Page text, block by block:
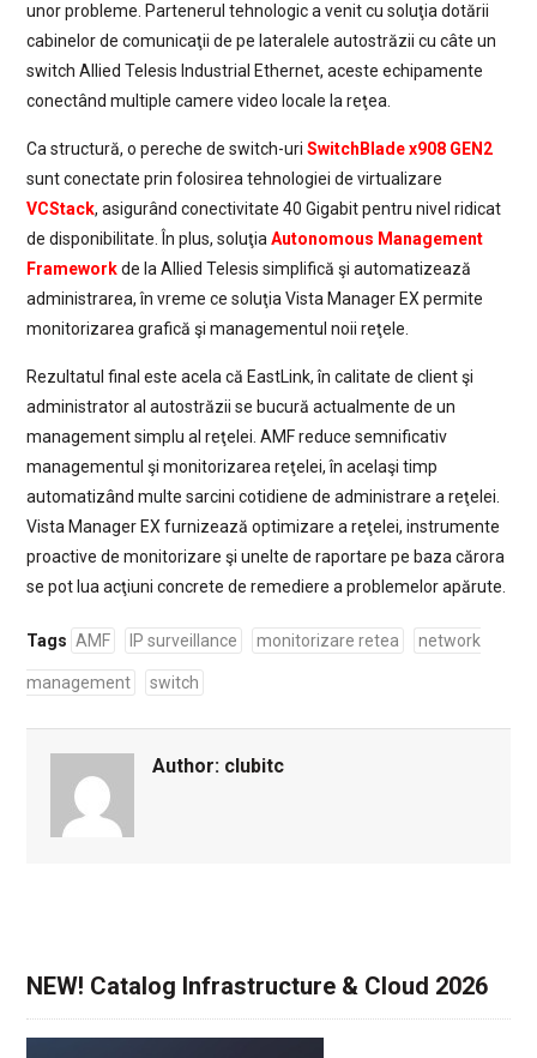
unor probleme. Partenerul tehnologic a venit cu soluţia dotării
cabinelor de comunicaţii de pe lateralele autostrăzii cu câte un
switch Allied Telesis Industrial Ethernet, aceste echipamente
conectând multiple camere video locale la reţea.
Ca structură, o pereche de switch-uri SwitchBlade x908 GEN2
sunt conectate prin folosirea tehnologiei de virtualizare
VCStack, asigurând conectivitate 40 Gigabit pentru nivel ridicat
de disponibilitate. În plus, soluţia Autonomous Management
Frameworkde la Allied Telesis simplifică şi automatizează
administrarea, în vreme ce soluţia Vista Manager EX permite
monitorizarea grafică şi managementul noii reţele.
Rezultatul final este acela că EastLink, în calitate de client şi
administrator al autostrăzii se bucură actualmente de un
management simplu al reţelei. AMF reduce semnificativ
managementul şi monitorizarea reţelei, în acelaşi timp
automatizând multe sarcini cotidiene de administrare a reţelei.
Vista Manager EX furnizează optimizare a reţelei, instrumente
proactive de monitorizare şi unelte de raportare pe baza cărora
se pot lua acţiuni concrete de remediere a problemelor apărute.
Tags AMF IP surveillance monitorizare retea network
management switch
Author: clubitc
NEW! Catalog Infrastructure & Cloud 2026